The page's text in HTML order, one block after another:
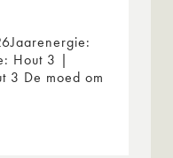
Hout 3 |
3 De moed om